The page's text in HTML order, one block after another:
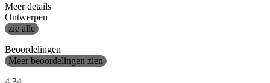
Meer details
Ontwerpen
zie alle
Beoordelingen
Meer beoordelingen zien